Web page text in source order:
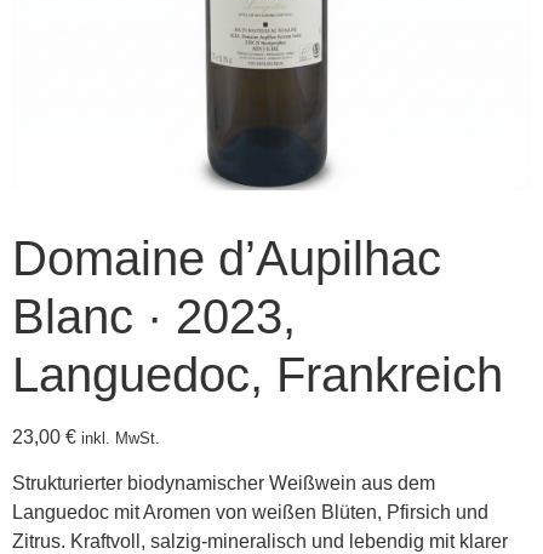
Domaine d’Aupilhac
Blanc · 2023,
Languedoc, Frankreich
23,00 € inkl. MwSt.
Strukturierter biodynamischer Weißwein aus dem
Languedoc mit Aromen von weißen Blüten, Pfirsich und
Zitrus. Kraftvoll, salzig-mineralisch und lebendig mit klarer